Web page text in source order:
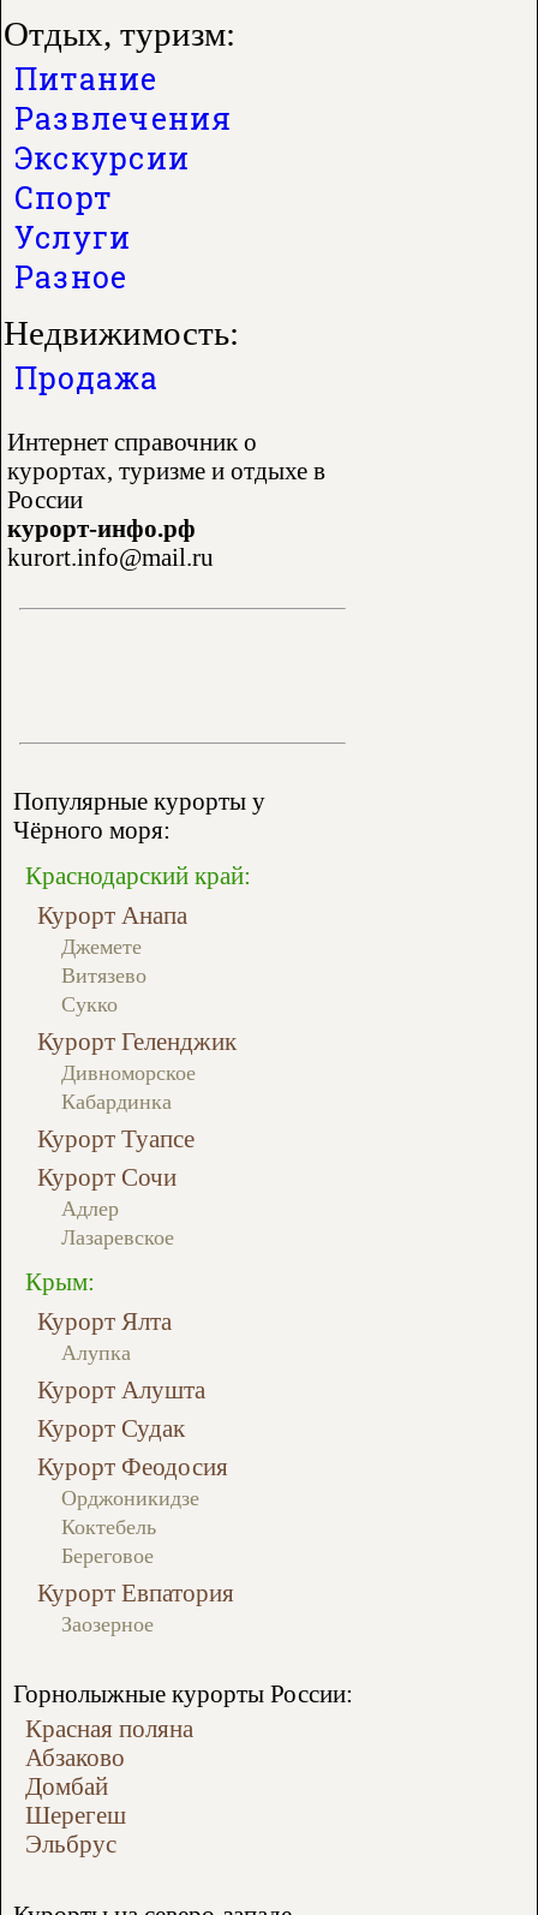
Отдых, туризм:
Питание
Развлечения
Экскурсии
Спорт
Услуги
Разное
Недвижимость:
Продажа
Интернет справочник о
курортах, туризме и отдыхе в
России
курорт-инфо.рф
kurort.info@mail.ru
Популярные курорты у
Чёрного моря:
Краснодарский край:
Курорт Анапа
Джемете
Витязево
Сукко
Курорт Геленджик
Дивноморское
Кабардинка
Курорт Туапсе
Курорт Сочи
Адлер
Лазаревское
Крым:
Курорт Ялта
Алупка
Курорт Алушта
Курорт Судак
Курорт Феодосия
Орджоникидзе
Коктебель
Береговое
Курорт Евпатория
Заозерное
Горнолыжные курорты России:
Красная поляна
Абзаково
Домбай
Шерегеш
Эльбрус